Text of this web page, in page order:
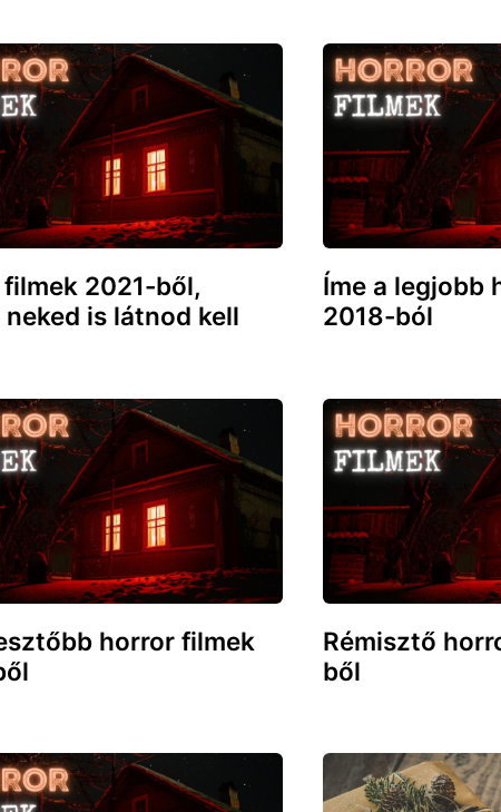
2021-ből,
neked is látnod kell
Íme a legjobb
2018-ból
horror filmek
Rémisztő
ből